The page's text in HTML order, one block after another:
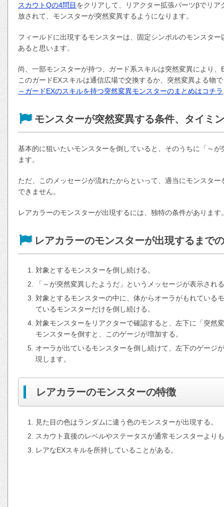
スカウトQの4問目 をクリアして、リアクター拡張パーツβでリ
放されて、モンスターが突然変異するようになります。
フィールドに出現するモンスターは、固定シンボルのモンスタ
あると思います。
尚、一部モンスターが持つ、ガード系スキルは突然変異により、
このガードEXスキルは通信広場で交換するか、突然変異よる物
～ガードEXのスキルを持つ突然変異モンスターのまとめはコチラ
モンスターが突然変異する条件、タイミ
基本的に狙いたいモンスターを倒していると、そのうちに「～
ます。
ただ、このメッセージが流れたからといって、適当にモンスタ
できません。
レアカラーのモンスターが出現するには、独特の条件があります
レアカラーのモンスターが出現するまで
対象とするモンスターを倒し続ける。
「～が突然変異したようだ」というメッセージが表示され
対象とするモンスターの中に、体からオーラがもれている
ているモンスターだけを倒し続ける。
対象モンスターをリアクターで確認すると、左下に「突然
モンスターを倒すと、このゲージが増加する。
オーラが出ているモンスターを倒し続けて、左下のゲージ
現します。
レアカラーのモンスターの特徴
見た目の色はランダムに違う色のモンスターが出現する。
スカウト直後のレベルやステータスが通常モンスターより
レアなEXスキルを所持していることがある。